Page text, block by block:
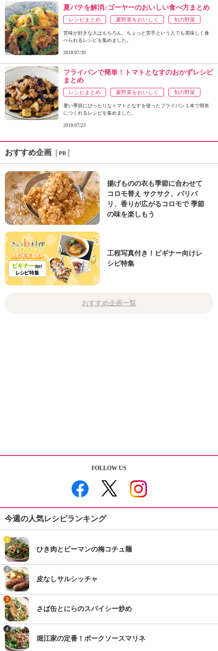
夏バテを解消♪ゴーヤーのおいしい食べ方まとめ
レシピまとめ 夏野菜をおいしく 旬の野菜
苦味が好きな人はもちろん、ちょっと苦手という人でも美味しく食
べられるレシピを集めました。
2018/07/30
フライパンで簡単！トマトとなすのおかずレシピ
まとめ
レシピまとめ 夏野菜をおいしく 旬の野菜
暑い季節にぴったりなトマトとなすを使ったフライパン１本で簡単
につくれるレシピを集めました。
2018/07/23
おすすめ企画 PR
揚げものの衣も季節に合わせて
コロモ替え サクサク、パリパ
リ、香りが広がるコロモで 季節
の味を楽しもう
工程写真付き！ビギナー向けレ
シピ特集
おすすめ企画一覧
FOLLOW US
今週の人気レシピランキング
1
ひき肉とピーマンの梅コチュ麺
2
皮なしサルシッチャ
3
さば缶とにらのスパイシー炒め
4
堀江家の定番！ポークソースマリネ